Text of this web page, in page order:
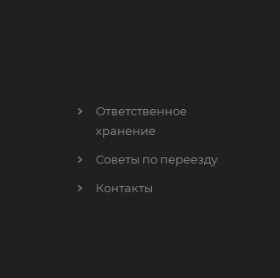
Ответственное
хранение
Советы по переезду
Контакты